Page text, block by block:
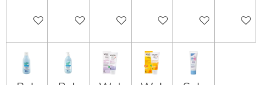
In winkelwagenIn winkelwagenIn winkelwagenIn winkelwagenIn winkelwagen
In